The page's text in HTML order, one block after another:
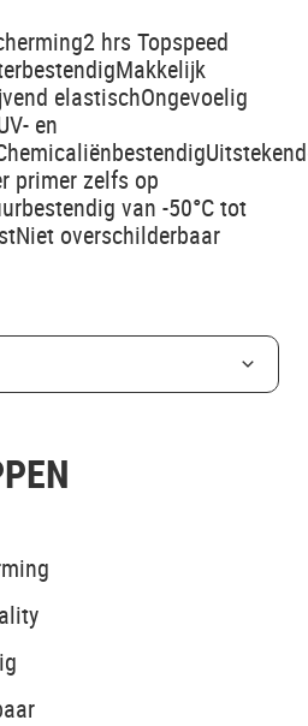
hrs Topspeed
elastischOngevoelig
en
primer zelfs op
van -50°C tot
overschilderbaar